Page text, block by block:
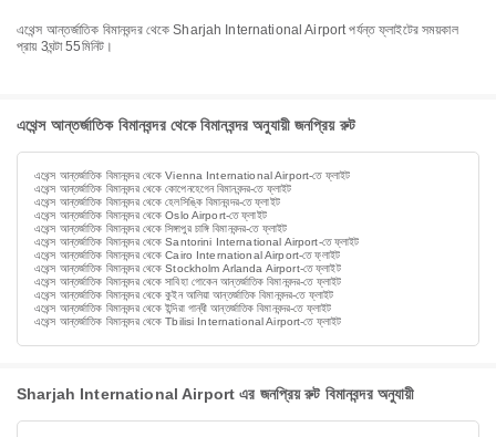
এথেন্স আন্তর্জাতিক বিমানবন্দর থেকে Sharjah International Airport পর্যন্ত ফ্লাইটের সময়কাল
প্রায় 3ঘন্টা 55মিনিট।
এথেন্স আন্তর্জাতিক বিমানবন্দর থেকে বিমানবন্দর অনুযায়ী জনপ্রিয় রুট
এথেন্স আন্তর্জাতিক বিমানবন্দর থেকে Vienna International Airport-তে ফ্লাইট
এথেন্স আন্তর্জাতিক বিমানবন্দর থেকে কোপেনহেগেন বিমানবন্দর-তে ফ্লাইট
এথেন্স আন্তর্জাতিক বিমানবন্দর থেকে হেলসিঙ্কি বিমানবন্দর-তে ফ্লাইট
এথেন্স আন্তর্জাতিক বিমানবন্দর থেকে Oslo Airport-তে ফ্লাইট
এথেন্স আন্তর্জাতিক বিমানবন্দর থেকে সিঙ্গাপুর চাঙ্গি বিমানবন্দর-তে ফ্লাইট
এথেন্স আন্তর্জাতিক বিমানবন্দর থেকে Santorini International Airport-তে ফ্লাইট
এথেন্স আন্তর্জাতিক বিমানবন্দর থেকে Cairo International Airport-তে ফ্লাইট
এথেন্স আন্তর্জাতিক বিমানবন্দর থেকে Stockholm Arlanda Airport-তে ফ্লাইট
এথেন্স আন্তর্জাতিক বিমানবন্দর থেকে সাবিহা গোকেন আন্তর্জাতিক বিমানবন্দর-তে ফ্লাইট
এথেন্স আন্তর্জাতিক বিমানবন্দর থেকে কুইন আলিয়া আন্তর্জাতিক বিমানবন্দর-তে ফ্লাইট
এথেন্স আন্তর্জাতিক বিমানবন্দর থেকে ইন্দিরা গান্ধী আন্তর্জাতিক বিমানবন্দর-তে ফ্লাইট
এথেন্স আন্তর্জাতিক বিমানবন্দর থেকে Tbilisi International Airport-তে ফ্লাইট
Sharjah International Airport এর জনপ্রিয় রুট বিমানবন্দর অনুযায়ী